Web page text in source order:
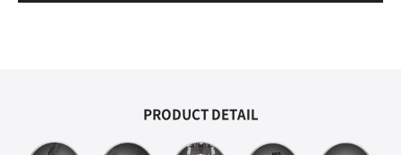
PRODUCT DETAIL